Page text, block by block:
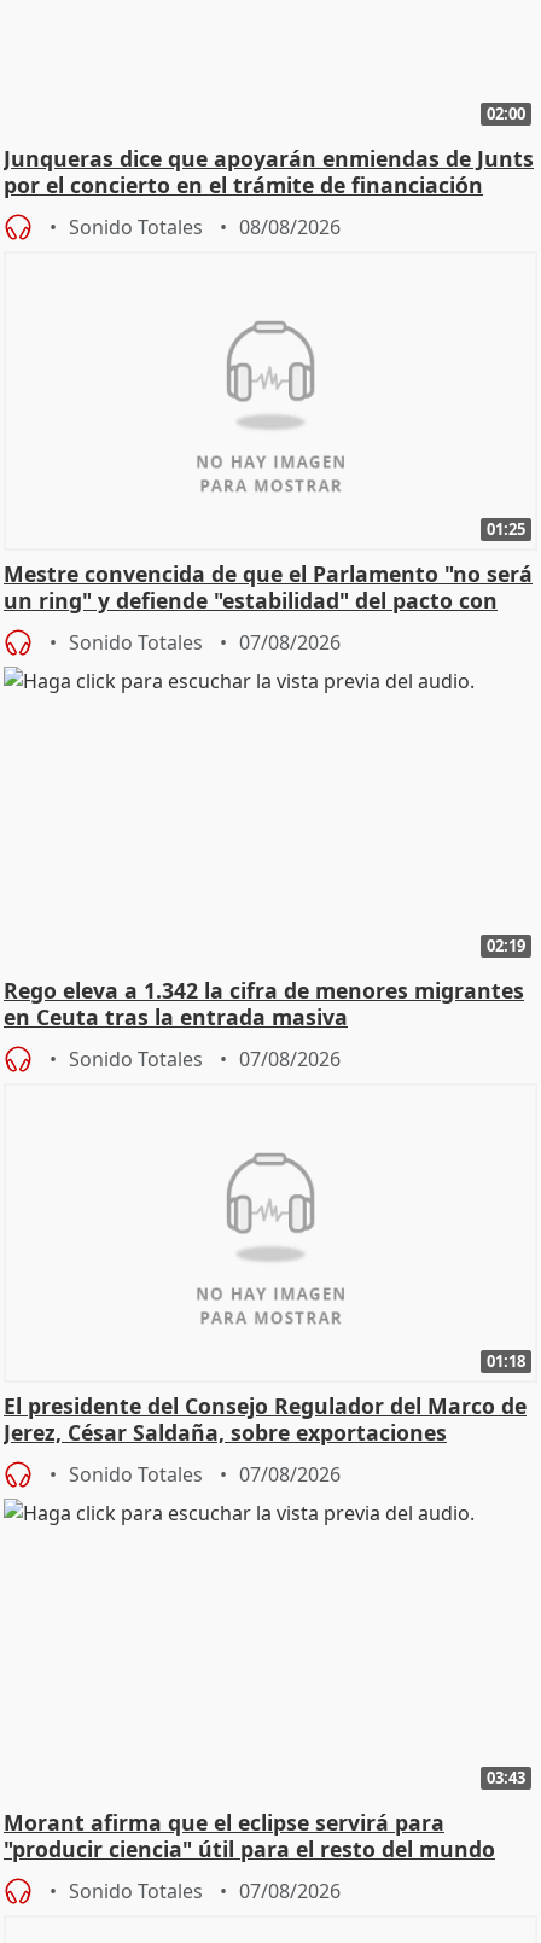
02:00
Junqueras dice que apoyarán enmiendas de Junts
por el concierto en el trámite de financiación
Sonido Totales 08/08/2026
01:25
Mestre convencida de que el Parlamento "no será
un ring" y defiende "estabilidad" del pacto con
Vox
Sonido Totales 07/08/2026
02:19
Rego eleva a 1.342 la cifra de menores migrantes
en Ceuta tras la entrada masiva
Sonido Totales 07/08/2026
01:18
El presidente del Consejo Regulador del Marco de
Jerez, César Saldaña, sobre exportaciones
Sonido Totales 07/08/2026
03:43
Morant afirma que el eclipse servirá para
"producir ciencia" útil para el resto del mundo
Sonido Totales 07/08/2026